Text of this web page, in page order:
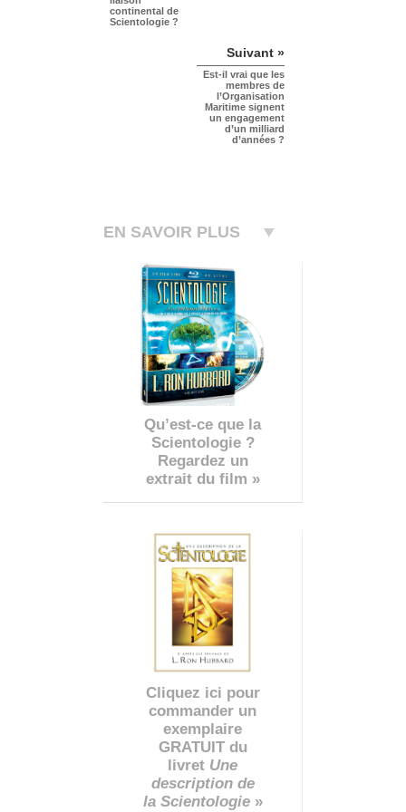
continental de
Scientologie ?
Suivant »
Est-il vrai que les
membres de
l’Organisation
Maritime signent
un engagement
d’un milliard
d’années ?
EN SAVOIR PLUS
Qu’est-ce que la
Scientologie ?
Regardez un
extrait du film »
Cliquez ici pour
commander un
exemplaire
GRATUIT du
livret Une
description de
la Scientologie»